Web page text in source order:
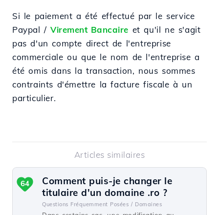
Si le paiement a été effectué par le service
Paypal /Virement Bancaire et qu'il ne s'agit
pas d'un compte direct de l'entreprise
commerciale ou que le nom de l'entreprise a
été omis dans la transaction, nous sommes
contraints d'émettre la facture fiscale à un
particulier.
Articles similaires
Comment puis-je changer le
titulaire d'un domaine .ro ?
Questions Fréquemment Posées / Domaines
64